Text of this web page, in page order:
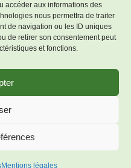
accéder aux informations des
nous permettra de traiter
de navigation ou les ID uniques
de retirer son consentement peut
et fonctions.
Mentions légales
Mentions
cookies (UE)